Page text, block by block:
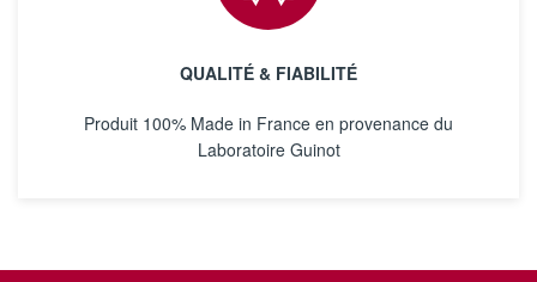
QUALITÉ & FIABILITÉ
Produit 100% Made in France en provenance du
Laboratoire Guinot